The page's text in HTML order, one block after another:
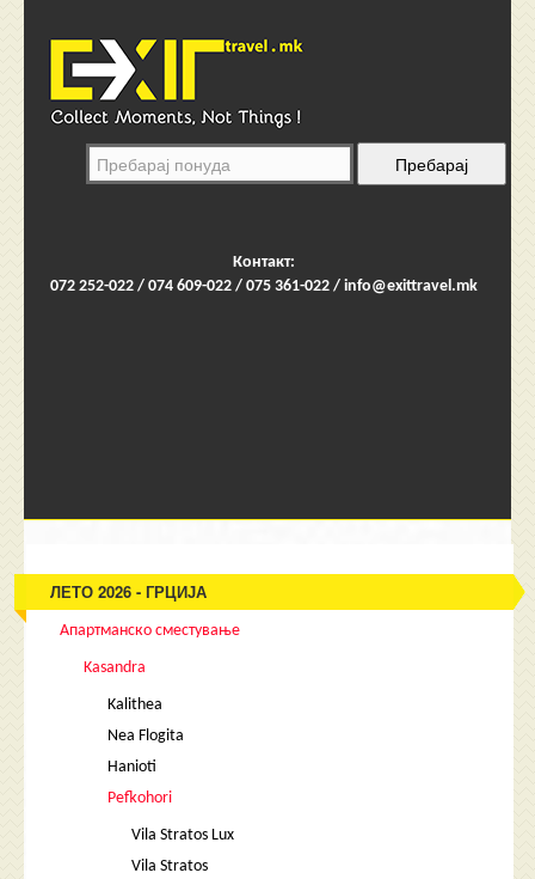
Контакт:
072 252-022 / 074 609-022 / 075 361-022 / info@exittravel.mk
ЛЕТО 2026 - ГРЦИЈА
Апартманско сместување
Kasandra
Kalithea
Nea Flogita
Hanioti
Pefkohori
Vila Stratos Lux
Vila Stratos